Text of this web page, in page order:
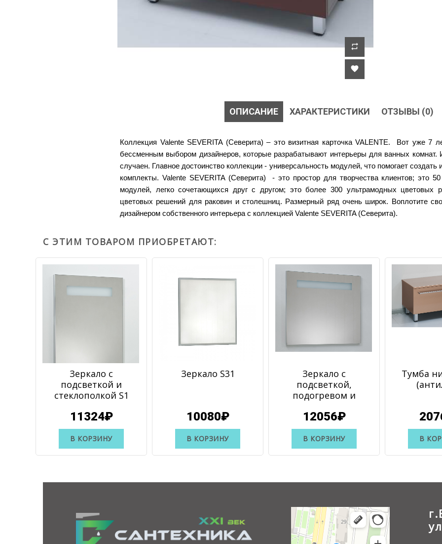
ОПИСАНИЕ ХАРАКТЕРИСТИКИ ОТЗЫВЫ (0)
Коллекция Valente SEVERITA (Северита) – это визитная карточка VALENTE. Вот уже 7
бессменным выбором дизайнеров, которые разрабатывают интерьеры для ванных комнат.
случаен. Главное достоинство коллекции - универсальность модулей, что помогает
комплекты. Valente SEVERITA (Северита) - это простор для творчества клиентов; это
модулей, легко сочетающихся друг с другом; это более 300 ультрамодных цветовых
цветовых решений для раковин и столешниц. Размерный ряд очень широк. Воплотите
дизайнером собственного интерьера с коллекцией Valente SEVERITA (Северита).
С ЭТИМ ТОВАРОМ ПРИОБРЕТАЮТ:
Зеркало с
подсветкой и
стеклополкой S1
11324₽
В КОРЗИНУ
Зеркало S31
10080₽
В КОРЗИНУ
Зеркало с
подсветкой,
подогревом и
12056₽
В КОРЗИНУ
Тумба
В